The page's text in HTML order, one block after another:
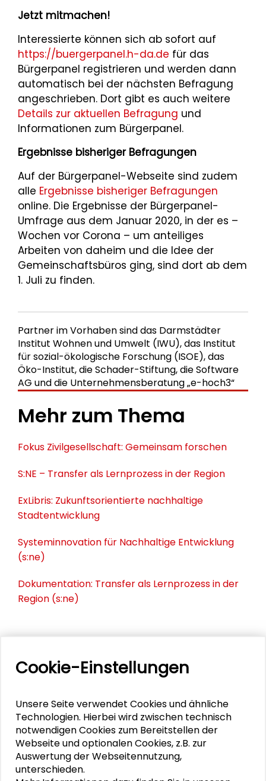
Jetzt mitmachen!
Interessierte können sich ab sofort auf
https://buergerpanel.h-da.de für das
Bürgerpanel registrieren und werden dann
automatisch bei der nächsten Befragung
angeschrieben. Dort gibt es auch weitere
Details zur aktuellen Befragung und
Informationen zum Bürgerpanel.
Ergebnisse bisheriger Befragungen
Auf der Bürgerpanel-Webseite sind zudem
alle Ergebnisse bisheriger Befragungen
online. Die Ergebnisse der Bürgerpanel-
Umfrage aus dem Januar 2020, in der es –
Wochen vor Corona – um anteiliges
Arbeiten von daheim und die Idee der
Gemeinschaftsbüros ging, sind dort ab dem
1. Juli zu finden.
Partner im Vorhaben sind das Darmstädter
Institut Wohnen und Umwelt (IWU), das Institut
für sozial-ökologische Forschung (ISOE), das
Öko-Institut, die Schader-Stiftung, die Software
AG und die Unternehmensberatung „e-hoch3“
Mehr zum Thema
Fokus Zivilgesellschaft: Gemeinsam forschen
S:NE – Transfer als Lernprozess in der Region
ExLibris: Zukunftsorientierte nachhaltige
Stadtentwicklung
Systeminnovation für Nachhaltige Entwicklung
(s:ne)
Dokumentation: Transfer als Lernprozess in der
Region (s:ne)
Daniel Hanss
Charis Stoica
Cookie-Einstellungen
Unsere Seite verwendet Cookies und ähnliche
Technologien. Hierbei wird zwischen technisch
notwendigen Cookies zum Bereitstellen der
Webseite und optionalen Cookies, z.B. zur
Auswertung der Webseitennutzung,
unterschieden.